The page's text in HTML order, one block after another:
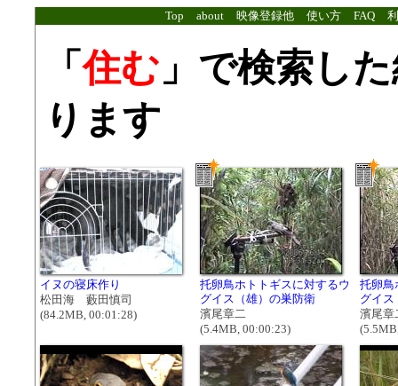
Top about 映像登録他 使い方 FAQ
「住む 」で検索し
ります
イヌの寝床作り
松田海 藪田慎司
(84.2MB, 00:01:28)
托卵鳥ホトトギスに対するウ
グイス（雄）の巣防衛
濱尾章二
(5.4MB, 00:00:23)
托卵鳥
グイス
濱尾章